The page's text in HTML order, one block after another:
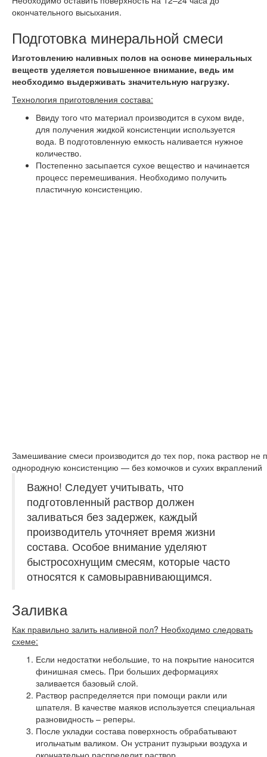
окончательного высыхания.
Подготовка минеральной смеси
Изготовлению наливных полов на основе минеральных
веществ уделяется повышенное внимание, ведь им
необходимо выдерживать значительную нагрузку.
Технология приготовления состава:
Ввиду того что материал производится в сухом виде,
для получения жидкой консистенции используется
вода. В подготовленную емкость наливается нужное
количество.
Постепенно засыпается сухое вещество и начинается
процесс перемешивания. Необходимо получить
пластичную консистенцию.
Замешивание смеси производится до тех пор, пока раствор не
однородную консистенцию — без комочков и сухих вкраплений
Важно! Следует учитывать, что
подготовленный раствор должен
заливаться без задержек, каждый
производитель уточняет время жизни
состава. Особое внимание уделяют
быстросохнущим смесям, которые часто
относятся к самовыравнивающимся.
Заливка
Как правильно залить наливной пол? Необходимо следовать
схеме:
Если недостатки небольшие, то на покрытие наносится
финишная смесь. При больших деформациях
заливается базовый слой.
Раствор распределяется при помощи ракли или
шпателя. В качестве маяков используется специальная
разновидность – реперы.
После укладки состава поверхность обрабатывают
игольчатым валиком. Он устранит пузырьки воздуха и
окончательно распределит раствор.